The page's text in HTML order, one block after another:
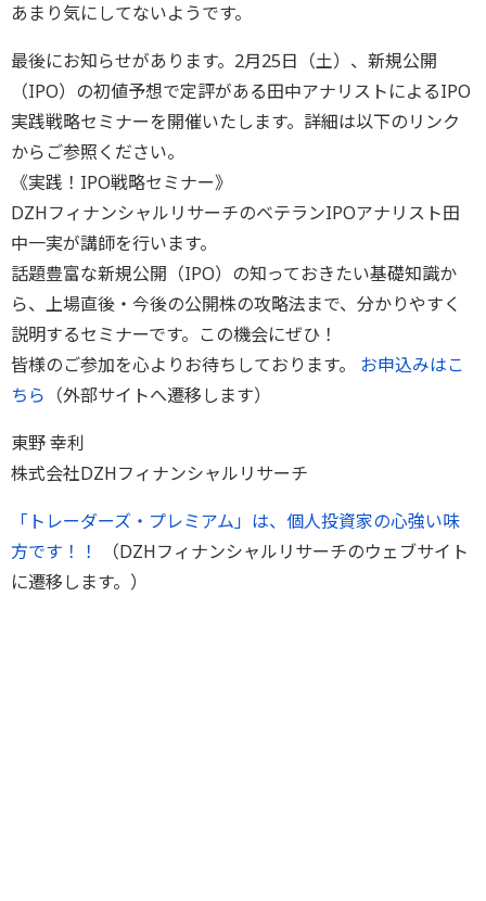
あまり気にしてないようです。
最後にお知らせがあります。2月25日（土）、新規公開
（IPO）の初値予想で定評がある田中アナリストによるIPO
実践戦略セミナーを開催いたします。詳細は以下のリンク
からご参照ください。
《実践！IPO戦略セミナー》
DZHフィナンシャルリサーチのベテランIPOアナリスト田
中一実が講師を行います。
話題豊富な新規公開（IPO）の知っておきたい基礎知識か
ら、上場直後・今後の公開株の攻略法まで、分かりやすく
説明するセミナーです。この機会にぜひ！
皆様のご参加を心よりお待ちしております。 お申込みはこ
ちら （外部サイトへ遷移します）
東野 幸利
株式会社DZHフィナンシャルリサーチ
「トレーダーズ・プレミアム」は、個人投資家の心強い味
方です！！
（DZHフィナンシャルリサーチのウェブサイト
に遷移します。）